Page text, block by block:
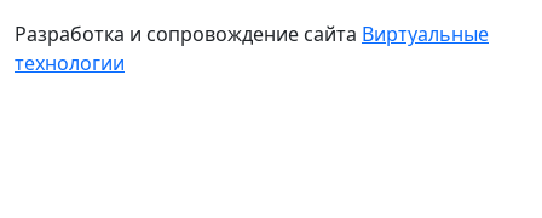
Разработка и сопровождение сайта Виртуальные
технологии